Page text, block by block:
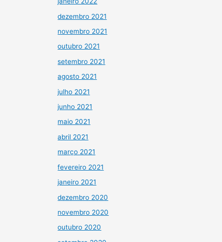
dezembro 2021
novembro 2021
outubro 2021
setembro 2021
agosto 2021
julho 2021
junho 2021
maio 2021
abril 2021
março 2021
fevereiro 2021
janeiro 2021
dezembro 2020
novembro 2020
outubro 2020